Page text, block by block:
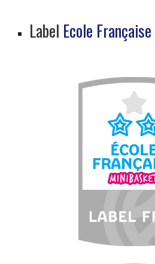
Label Ecole Française